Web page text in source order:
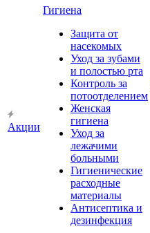
Акции
Гигиена
Защита от
насекомых
Уход за зубами
и полостью рта
Контроль за
потоотделением
Женская
гигиена
Уход за
лежачими
больными
Гигиенические
расходные
материалы
Антисептика и
дезинфекция